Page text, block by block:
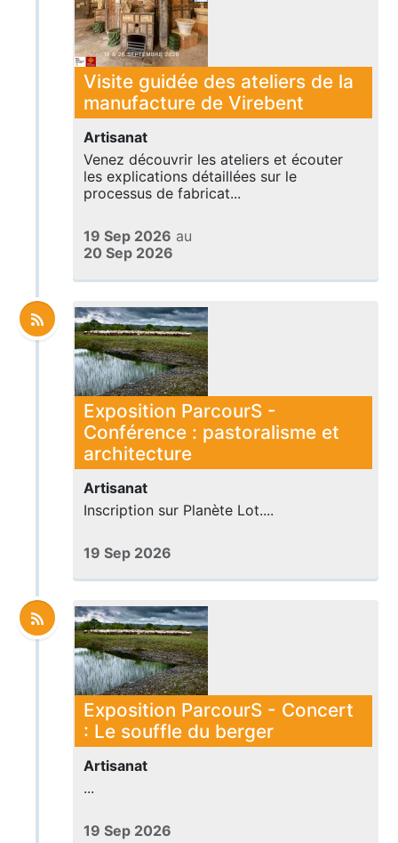
Visite guidée des ateliers de la
manufacture de Virebent
Artisanat
Venez découvrir les ateliers et écouter
les explications détaillées sur le
processus de fabricat...
19 Sep 2026 au
20 Sep 2026
Exposition ParcourS -
Conférence : pastoralisme et
architecture
Artisanat
Inscription sur Planète Lot....
19 Sep 2026
Exposition ParcourS - Concert
: Le souffle du berger
Artisanat
...
19 Sep 2026